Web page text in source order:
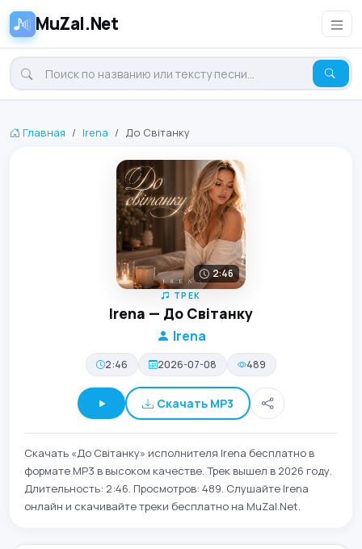
MuZal.Net
Главная Irena До Світанку
2:46
ТРЕК
Irena — До Світанку
Irena
2:46 2026-07-08 489
Скачать MP3
Скачать «До Світанку» исполнителя Irena бесплатно в
формате MP3 в высоком качестве. Трек вышел в 2026 году.
Длительность: 2:46. Просмотров: 489. Слушайте Irena
онлайн и скачивайте треки бесплатно на MuZal.Net.